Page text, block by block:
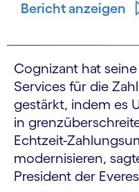
Bericht anzeigen
Cognizant hat
Services für die
gestärkt, indem es
in
Echtzeit-
modernisieren,
President der